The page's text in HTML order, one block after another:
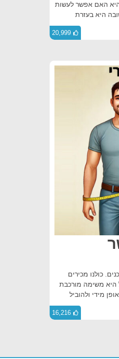
האם אפשר לעשות
היא בעזרת
20,999
כולנו מכירים
היא משימה מורכבת
מידי ולהוביל
16,216